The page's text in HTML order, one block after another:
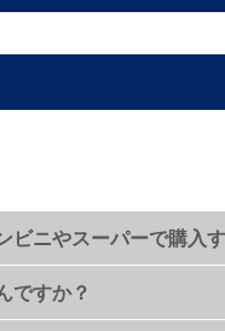
ニやスーパーで購入
ですか？